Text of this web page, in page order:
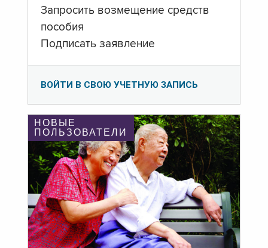
Запросить возмещение средств
пособия
Подписать заявление
ВОЙТИ В СВОЮ УЧЕТНУЮ ЗАПИСЬ
НОВЫЕ
ПОЛЬЗОВАТЕЛИ